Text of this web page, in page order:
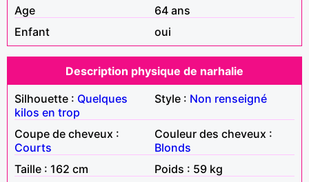
Age
64 ans
Enfant
oui
Description physique de narhalie
Silhouette : Quelques
kilos en trop
Style : Non renseigné
Coupe de cheveux :
Courts
Couleur des cheveux :
Blonds
Taille : 162 cm
Poids : 59 kg